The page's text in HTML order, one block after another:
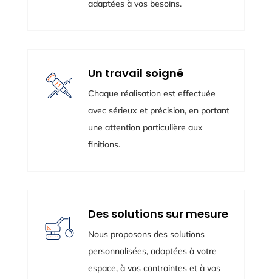
adaptées à vos besoins.
Un travail soigné
Chaque réalisation est effectuée
avec sérieux et précision, en portant
une attention particulière aux
finitions.
Des solutions sur mesure
Nous proposons des solutions
personnalisées, adaptées à votre
espace, à vos contraintes et à vos